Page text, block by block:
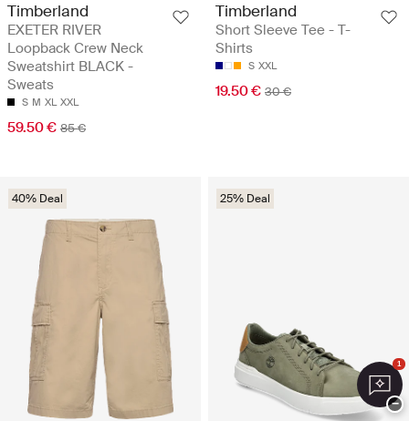
Timberland
EXETER RIVER
Loopback Crew Neck
Sweatshirt BLACK -
Sweats
S M XL XXL
59.50 € 85 €
Timberland
Short Sleeve Tee - T-
Shirts
S XXL
19.50 € 30 €
40% Deal 25% Deal
1
−